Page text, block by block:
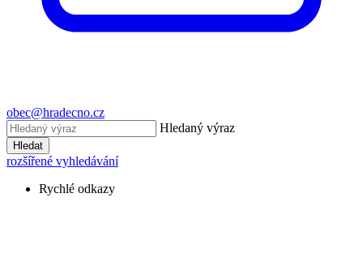
obec@hradecno.cz
Hledaný výraz
Hledat
rozšířené vyhledávání
Rychlé odkazy